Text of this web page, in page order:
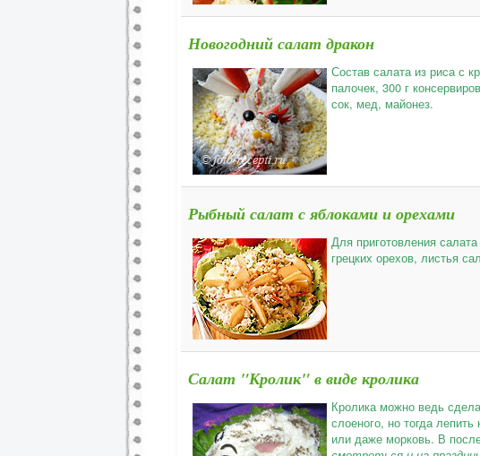
Новогодний салат дракон
Состав салата из риса с
палочек, 300 г
сок, мед, майонез.
Рыбный салат с яблоками и орехами
Для приготовления
грецких орехов, листья
Салат "Кролик" в виде кролика
Кролика можно ведь
слоеного, но тогда
или даже морковь. В